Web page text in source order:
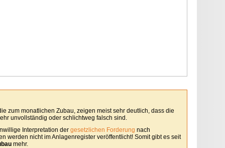
zum monatlichen Zubau, zeigen meist sehr deutlich, dass die
unvollständig oder schlichtweg falsch sind.
Interpretation der gesetzlichen Forderung nach
werden nicht im Anlagenregister veröffentlicht! Somit gibt es seit
mehr.